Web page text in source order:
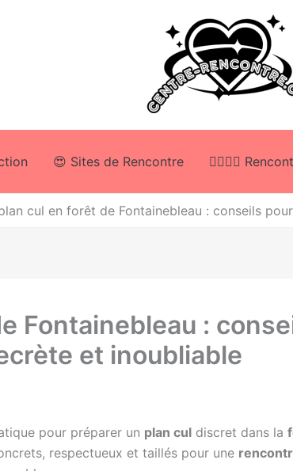
😍 Sites de Rencontre 👩‍❤️‍💋‍👨
cul en forêt de Fontainebleau : conseils
Fontainebleau :
et inoubliable
pour préparer un plan cul discret dans la
respectueux et taillés pour une